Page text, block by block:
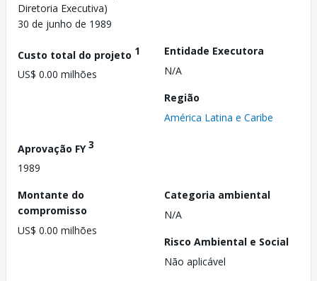
Diretoria Executiva)
30 de junho de 1989
Custo total do projeto 1
US$ 0.00 milhões
Entidade Executora
N/A
Região
América Latina e Caribe
Aprovação FY3
1989
Montante do
compromisso
US$ 0.00 milhões
Categoria ambiental
N/A
Risco Ambiental e Social
Não aplicável